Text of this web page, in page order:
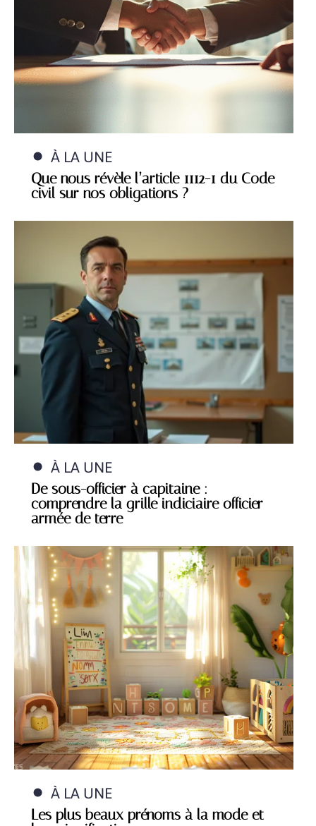
À LA UNE
Que nous révèle l’article 1112-1 du Code
civil sur nos obligations ?
À LA UNE
De sous-officier à capitaine :
comprendre la grille indiciaire officier
armée de terre
À LA UNE
Les plus beaux prénoms à la mode et